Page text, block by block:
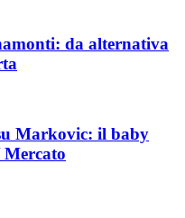
da alternativa
Markovic: il baby
Mercato